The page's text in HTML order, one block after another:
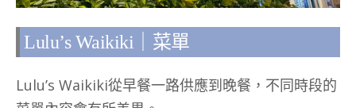
Lulu’s Waikiki｜菜單
Lulu’s Waikiki從早餐一路供應到晚餐，不同時段的